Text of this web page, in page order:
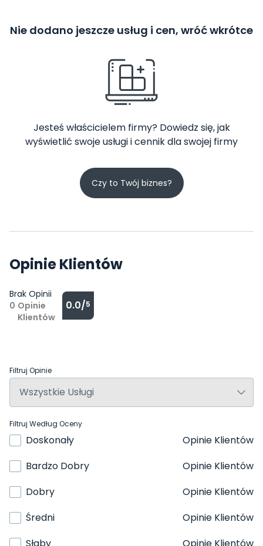
Nie dodano jeszcze usług i cen, wróć wkrótce
Jesteś właścicielem firmy? Dowiedz się, jak
wyświetlić swoje usługi i cennik dla swojej firmy
Czy to Twój biznes?
Opinie Klientów
Brak Opinii
0 Opinie
Klientów
0.0/5
Filtruj Opinie
Filtruj Według Oceny
Doskonały
Opinie Klientów
Bardzo Dobry
Opinie Klientów
Dobry
Opinie Klientów
Średni
Opinie Klientów